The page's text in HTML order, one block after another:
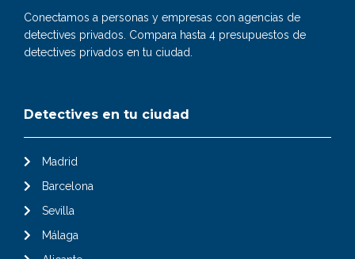
Conectamos a personas y empresas con agencias de
detectives privados. Compara hasta 4 presupuestos de
detectives privados en tu ciudad.
Detectives en tu ciudad
Madrid
Barcelona
Sevilla
Málaga